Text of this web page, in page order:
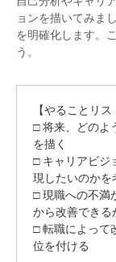
ョンを描いてみま
を明確化します。
う。
【やることリス
□ 将来、どのよ
を描く
□ キャリアビジ
現したいのかを
□ 現職への不満
から改善できる
□ 転職によって
位を付ける